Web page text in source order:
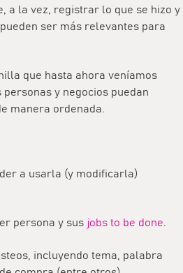
a la vez, registrar lo que se hizo y
ser más relevantes para
que hasta ahora veníamos
y negocios puedan
manera ordenada.
a usarla (y modificarla)
persona y sus jobs to be done.
incluyendo tema, palabra